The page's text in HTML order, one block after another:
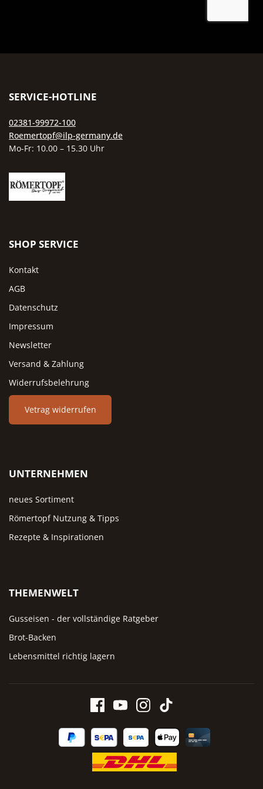
SERVICE-HOTLINE
02381-99972-100
Roemertopf@ilp-germany.de
Mo-Fr: 10.00 – 15.30 Uhr
SHOP SERVICE
Kontakt
AGB
Datenschutz
Impressum
Newsletter
Versand & Zahlung
Widerrufsbelehrung
Vetrag widerrufen
UNTERNEHMEN
neues Sortiment
Römertopf Nutzung & Tipps
Rezepte & Inspirationen
THEMENWELT
Gusseisen - der vollständige Ratgeber
Brot-Backen
Lebensmittel richtig lagern